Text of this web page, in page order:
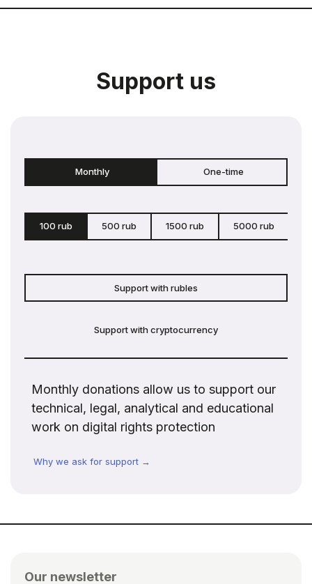
Support us
Monthly One-time
100 rub 500 rub 1500 rub 5000 rub
Support with rubles
Support with cryptocurrency
Monthly donations allow us to support our
technical, legal, analytical and educational
work on digital rights protection
Why we ask for support →
Our newsletter